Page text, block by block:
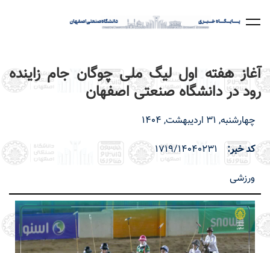
آغاز هفته اول لیگ ملی چوگان جام زاینده
رود در دانشگاه صنعتی اصفهان
چهارشنبه, 31 اردیبهشت, 1404
کد خبر
1719/14040231
ورزشی